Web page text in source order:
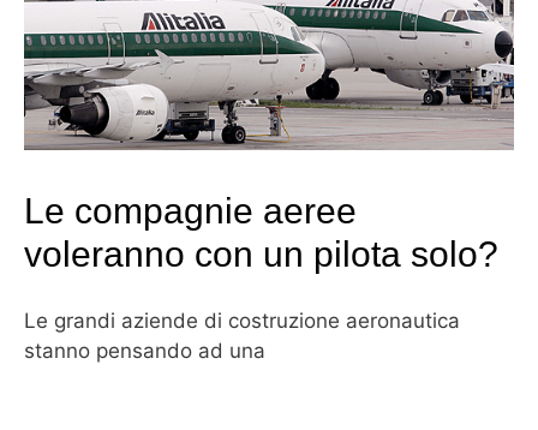
Le compagnie aeree
voleranno con un pilota solo?
Le grandi aziende di costruzione aeronautica
stanno pensando ad una